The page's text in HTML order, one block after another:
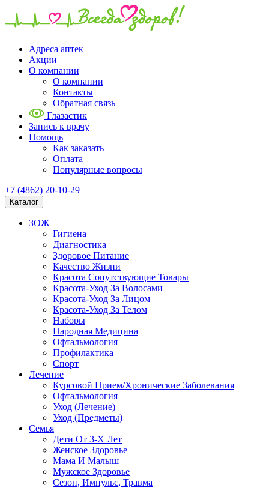
Адреса аптек
Акции
О компании
О компании
Контакты
Обратная связь
Глазастик
Запись к врачу
Помощь
Как заказать
Оплата
Популярные вопросы
+7 (4862) 20-10-29
Каталог
ЗОЖ
Гигиена
Диагностика
Здоровое Питание
Качество Жизни
Красота Сопутствующие Товары
Красота-Уход За Волосами
Красота-Уход За Лицом
Красота-Уход За Телом
Наборы
Народная Медицина
Офтальмология
Профилактика
Спорт
Лечение
Курсовой Прием/Хронические Заболевания
Офтальмология
Уход (Лечение)
Уход (Предметы)
Семья
Дети От 3-Х Лет
Женское Здоровье
Мама И Малыш
Мужское Здоровье
Сезон, Импульс, Травма